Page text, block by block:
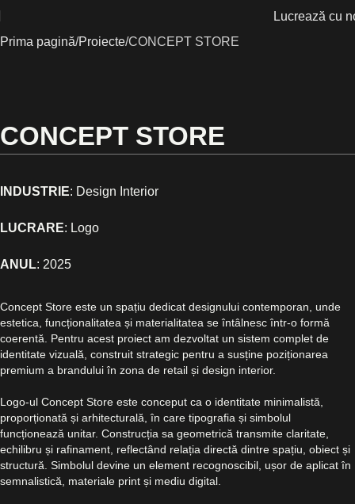
Lucrează cu
Prima pagină Proiecte CONCEPT STORE
CONCEPT STORE
INDUSTRIE: Design Interior
LUCRARE: Logo
ANUL: 2025
Concept Store este un spațiu dedicat designului contemporan, unde
estetica, funcționalitatea și materialitatea se întâlnesc într-o formă
coerentă. Pentru acest proiect am dezvoltat un sistem complet de
identitate vizuală, construit strategic pentru a susține poziționarea
premium a brandului în zona de retail și design interior.
Logo-ul Concept Store este conceput ca o identitate minimalistă,
proporționată și arhitecturală, în care tipografia și simbolul
funcționează unitar. Construcția sa geometrică transmite claritate,
echilibru și rafinament, reflectând relația directă dintre spațiu, obiect și
structură. Simbolul devine un element recognoscibil, ușor de aplicat în
semnalistică, materiale print și mediu digital.